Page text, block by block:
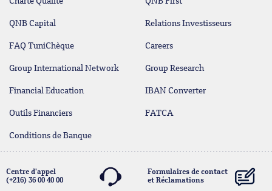
QNB Capital Relations Investisseurs
FAQ TuniChèque Careers
Group International Network Group Research
Financial Education IBAN Converter
Outils Financiers FATCA
Conditions de Banque
Centre d'appel
(+216) 36 00 40 00
Formulaires de contact
et Réclamations